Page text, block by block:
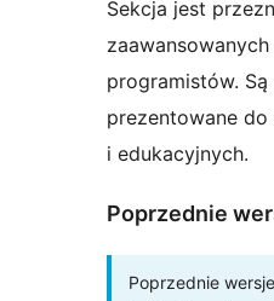
Sekcja jest
programistów.
prezentowane
i edukacyjnych.
Poprzednie
Poprzednie